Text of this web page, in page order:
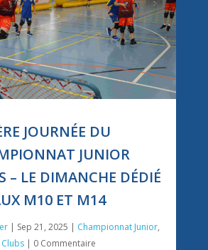
JOURNÉE DU
JUNIOR
– LE DIMANCHE DÉDIÉ
M10 ET M14
| Sep 21, 2025 | Championnat Junior,
Clubs | 0 Commentaire